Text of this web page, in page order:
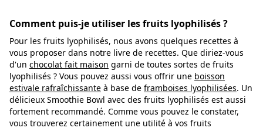
Comment puis-je utiliser les fruits lyophilisés ?
Pour les fruits lyophilisés, nous avons quelques recettes à
vous proposer dans notre livre de recettes. Que diriez-vous
d'un chocolat fait maison garni de toutes sortes de fruits
lyophilisés ? Vous pouvez aussi vous offrir une boisson
estivale rafraîchissante à base de framboises lyophilisées. Un
délicieux Smoothie Bowl avec des fruits lyophilisés est aussi
fortement recommandé. Comme vous pouvez le constater,
vous trouverez certainement une utilité à vos fruits